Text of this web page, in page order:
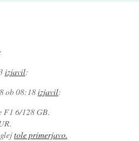
izjavil:
ob 08:18izjavil:
F1 6/128 GB.
tole primerjavo.